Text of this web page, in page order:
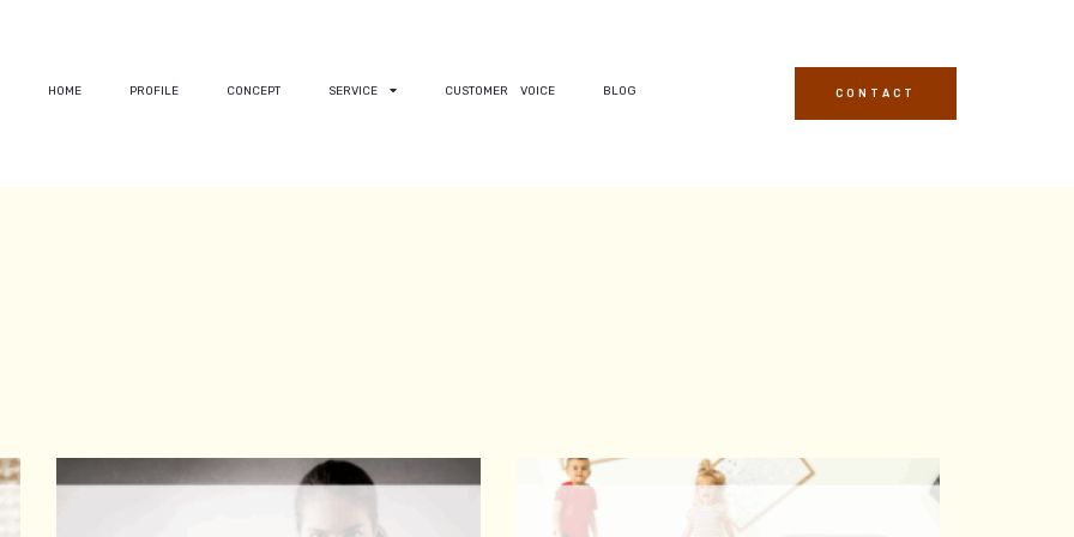
HOME PROFILE CONCEPT SERVICE CUSTOMER VOICE BLOG CONTACT